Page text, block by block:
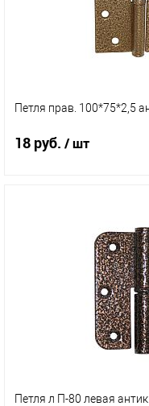
Петля прав. 100*75*2,5
18 руб. / шт
Купить в 1 клик
Петля л П-80 левая